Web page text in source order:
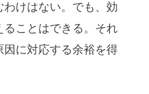
けはない。でも、効
ことはできる。それ
に対応する余裕を得